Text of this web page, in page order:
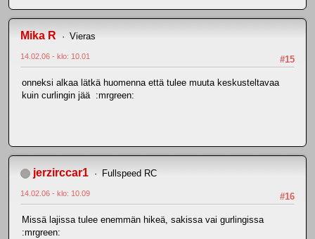
Mika R Vieras
#15
14.02.06 - klo: 10.01
onneksi alkaa lätkä huomenna että tulee muuta keskusteltavaa
kuin curlingin jää :mrgreen:
jerzirccar1 Fullspeed RC
#16
14.02.06 - klo: 10.09
Missä lajissa tulee enemmän hikeä, sakissa vai gurlingissa
:mrgreen: